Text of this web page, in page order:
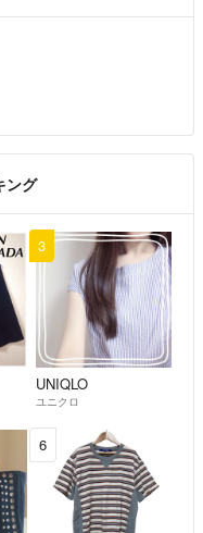
ング
3
UNIQLO
ユニクロ
6